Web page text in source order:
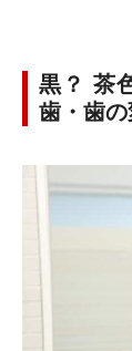
黒？ 茶
歯・歯